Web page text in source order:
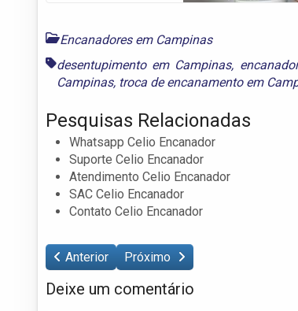
Encanadores em Campinas
desentupimento em Campinas,
Campinas, troca de encanamento em
Pesquisas Relacionadas
Whatsapp Celio Encanador
Suporte Celio Encanador
Atendimento Celio Encanador
SAC Celio Encanador
Contato Celio Encanador
Anterior Próximo
Deixe um comentário